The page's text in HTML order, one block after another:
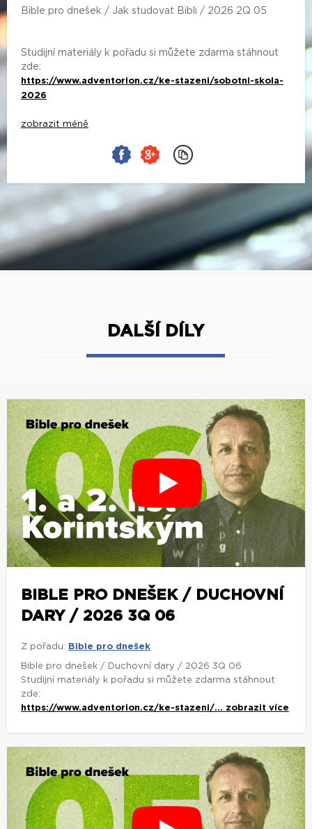
Bible pro dnešek / Jak studovat Bibli / 2026 2Q 05
Studijní materiály k pořadu si můžete zdarma stáhnout
zde:
https://www.adventorion.cz/ke-stazeni/sobotni-skola-
2026
zobrazit méně
DALŠÍ DÍLY
BIBLE PRO DNEŠEK / DUCHOVNÍ
DARY / 2026 3Q 06
Z pořadu: Bible pro dnešek
Bible pro dnešek / Duchovní dary / 2026 3Q 06
Studijní materiály k pořadu si můžete zdarma stáhnout
zde:
https://www.adventorion.cz/ke-stazeni/... zobrazit více